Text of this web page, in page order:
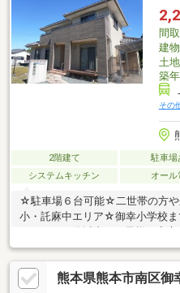
んな悩みは当社が解決します当
ン、太陽光等）もお客様に代わ
を取った後でも大丈夫！一度ご相
間
建
土
築
その
2階建て 駐車場
システムキッチン
オール
☆駐車場６台可能☆二世帯の方
小・託麻中エリア☆御幸小学校ま
めタウン浜線＆イオンモール熊
がしやすく、とても便利です♪☆
が狭くなっております！徒歩１
熊本県熊本市南区御